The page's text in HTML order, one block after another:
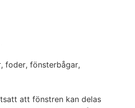
foder, fönsterbågar,
att fönstren kan delas